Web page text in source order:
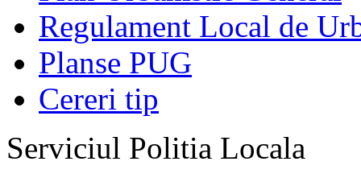
Regulament Local de
Planse PUG
Cereri tip
Serviciul Politia Locala